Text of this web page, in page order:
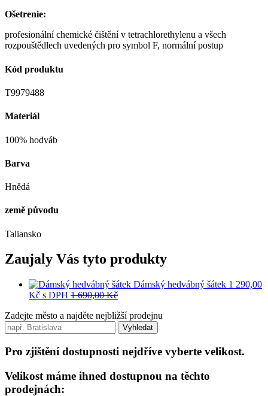
Ošetrenie:
profesionální chemické čištění v tetrachlorethylenu a všech
rozpouštědlech uvedených pro symbol F, normální postup
Kód produktu
T9979488
Materiál
100% hodváb
Barva
Hnědá
země původu
Taliansko
Zaujaly Vás tyto produkty
Dámský hedvábný šátek 1 290,00
Kč s DPH 1 690,00 Kč
Zadejte město a najděte nejbližší prodejnu
Vyhledat
Pro zjištění dostupnosti nejdříve vyberte velikost.
Velikost máme ihned dostupnou na těchto
prodejnách: